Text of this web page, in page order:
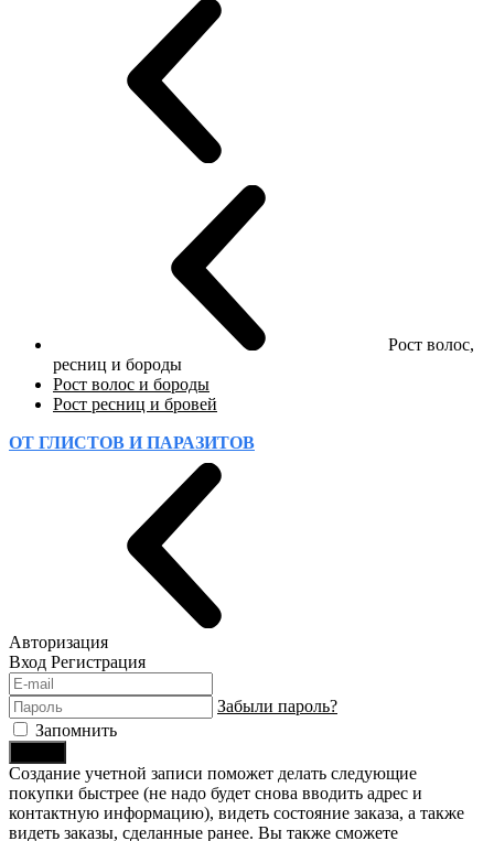
Рост волос,
ресниц и бороды
Рост волос и бороды
Рост ресниц и бровей
ОТ ГЛИСТОВ И ПАРАЗИТОВ
Авторизация
Вход Регистрация
Забыли пароль?
Запомнить
Создание учетной записи поможет делать следующие
покупки быстрее (не надо будет снова вводить адрес и
контактную информацию), видеть состояние заказа, а также
видеть заказы, сделанные ранее. Вы также сможете